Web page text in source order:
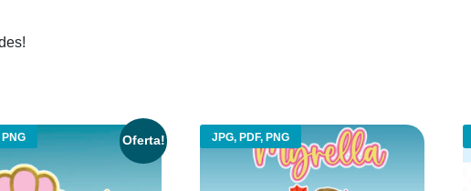
PNG Oferta! JPG, PDF, PNG